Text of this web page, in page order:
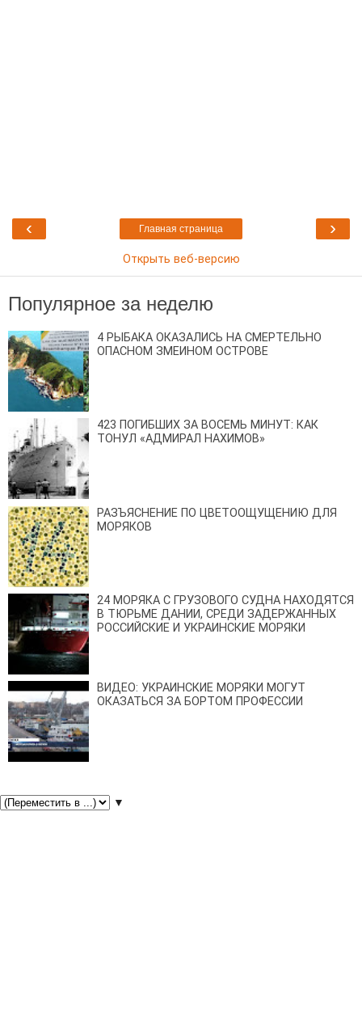
‹ ›
Главная страница
Открыть веб-версию
Популярное за неделю
4 РЫБАКА ОКАЗАЛИСЬ НА СМЕРТЕЛЬНО
ОПАСНОМ ЗМЕИНОМ ОСТРОВЕ
423 ПОГИБШИХ ЗА ВОСЕМЬ МИНУТ: КАК
ТОНУЛ «АДМИРАЛ НАХИМОВ»
РАЗЪЯСНЕНИЕ ПО ЦВЕТООЩУЩЕНИЮ ДЛЯ
МОРЯКОВ
24 МОРЯКА С ГРУЗОВОГО СУДНА НАХОДЯТСЯ
В ТЮРЬМЕ ДАНИИ, СРЕДИ ЗАДЕРЖАННЫХ
РОССИЙСКИЕ И УКРАИНСКИЕ МОРЯКИ
ВИДЕО: УКРАИНСКИЕ МОРЯКИ МОГУТ
ОКАЗАТЬСЯ ЗА БОРТОМ ПРОФЕССИИ
▼